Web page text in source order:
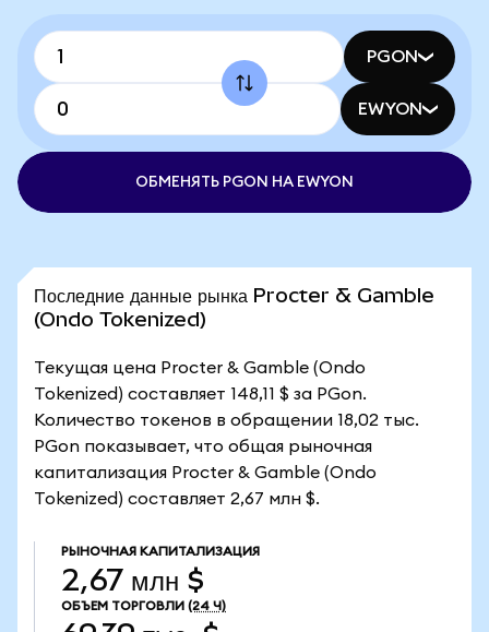
PGON
EWYON
ОБМЕНЯТЬ PGON НА EWYON
Последние данные рынка Procter & Gamble
(Ondo Tokenized)
Текущая цена Procter & Gamble (Ondo
Tokenized) составляет 148,11 $ за PGon.
Количество токенов в обращении 18,02 тыс.
PGon показывает, что общая рыночная
капитализация Procter & Gamble (Ondo
Tokenized) составляет 2,67 млн $.
РЫНОЧНАЯ КАПИТАЛИЗАЦИЯ
2,67 млн $
ОБЪЕМ ТОРГОВЛИ (24 Ч)